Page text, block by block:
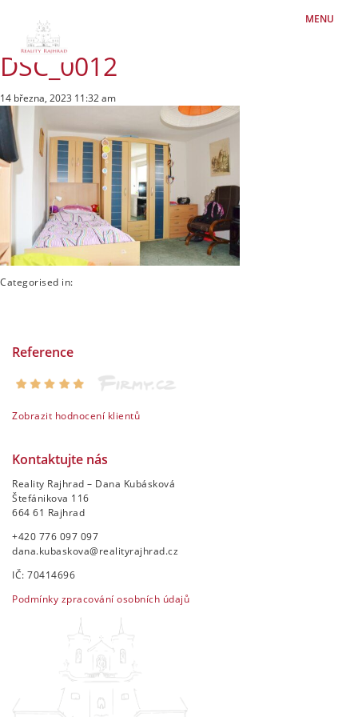
MENU
DSC_0012
14 března, 2023 11:32 am
Categorised in:
Reference
Zobrazit hodnocení klientů
Kontaktujte nás
Reality Rajhrad – Dana Kubásková
Štefánikova 116
664 61 Rajhrad
+420 776 097 097
dana.kubaskova@realityrajhrad.cz
IČ: 70414696
Podmínky zpracování osobních údajů